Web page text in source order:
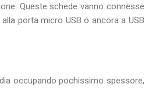
Queste schede vanno connesse
porta micro USB o ancora a USB
occupando pochissimo spessore,